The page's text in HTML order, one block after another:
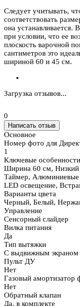
Следует учитывать,
соответствовать
она устанавливается.
при условии, что ее
плоскость варочной
сантиметров это
шириной 60 и 45 см.
Загрузка отзывов...
0
Написать отзыв
Основное
Номер фото для
1
Ключевые особенности
Ширина 60 см, Низкий
Таймер, Алюминиевые
LED освещение,
Варианты цвета
Черный, Белый,
Управление
Сенсорный слайдер
Вилка питания
Да
Тип вытяжки
С выдвижным экраном
Пульт ДУ
Нет
Газовый амортизатор
Нет
Обратный клапан
Да, в комплекте